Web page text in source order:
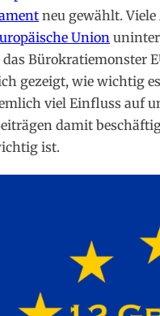
neu gewählt.
Union
Bürokratiemonster
gezeigt, wie wichtig
viel Einfluss auf
damit
ist.